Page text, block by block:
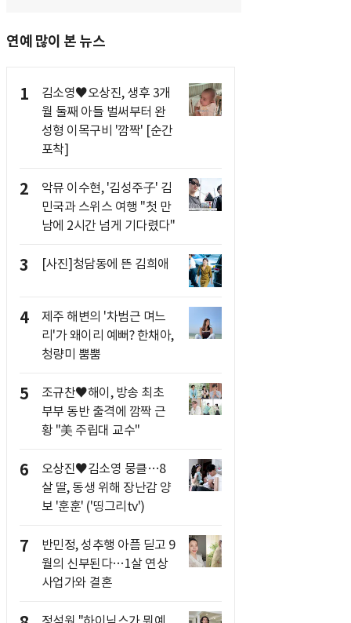
연예 많이 본 뉴스
1
김소영♥오상진, 생후 3개
월 둘째 아들 벌써부터 완
성형 이목구비 '깜짝' [순간
포착]
2
악뮤 이수현, '김성주子' 김
민국과 스위스 여행 "첫 만
남에 2시간 넘게 기다렸다"
3 [사진]청담동에 뜬 김희애
4
제주 해변의 '차범근 며느
리'가 왜이리 예뻐? 한채아,
청량미 뿜뿜
5
조규찬♥해이, 방송 최초
부부 동반 출격에 깜짝 근
황 "美 주립대 교수"
6
오상진♥김소영 뭉클…8
살 딸, 동생 위해 장난감 양
보 '훈훈' ('띵그리tv')
7
반민정, 성추행 아픔 딛고 9
월의 신부된다…1살 연상
사업가와 결혼